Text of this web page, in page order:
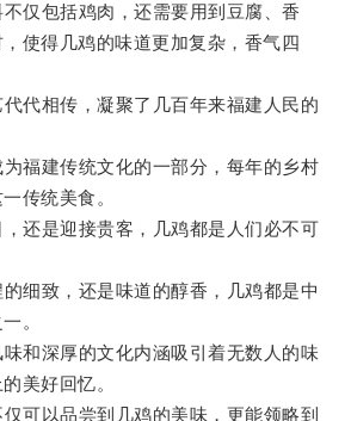
包括鸡肉，还需要用到豆腐、香
使得几鸡的味道更加复杂，香气四
相传，凝聚了几百年来福建人民的
建传统文化的一部分，每年的乡村
传统美食。
是迎接贵客，几鸡都是人们必不可
致，还是味道的醇香，几鸡都是中
。
深厚的文化内涵吸引着无数人的味
美好回忆。
以品尝到几鸡的美味，更能领略到